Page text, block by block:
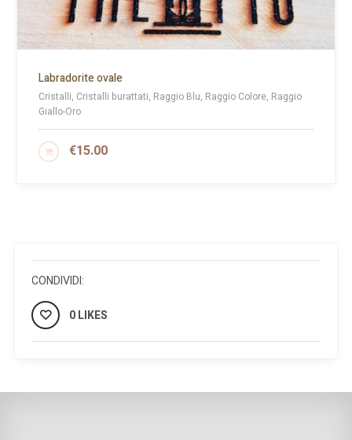
Labradorite ovale
Cristalli, Cristalli burattati, Raggio Blu, Raggio Colore, Raggio
Giallo-Oro
€15.00
AGGIUNGI AL CARRELLO
CONDIVIDI:
0 LIKES